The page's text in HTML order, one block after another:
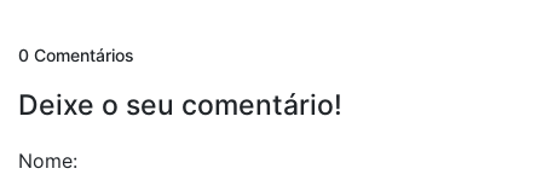
0 Comentários
Deixe o seu comentário!
Nome: